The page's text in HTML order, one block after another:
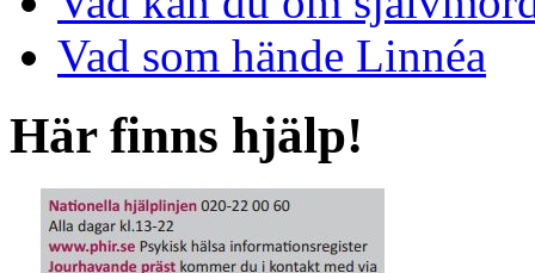
Vad som hände Linnéa
Här finns hjälp!